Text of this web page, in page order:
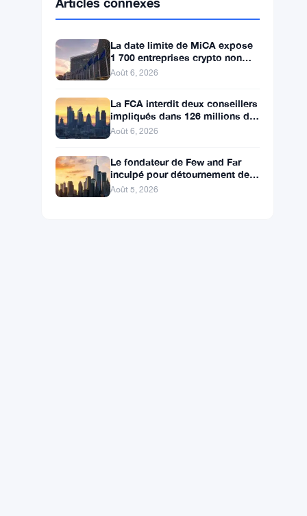
SolanaSOL $73.9298 ▼ -0.16%
XRPXRP $1.0492
La date limite de MiCA expose